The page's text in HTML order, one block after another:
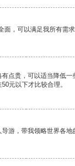
面，可以满足我所有需求
点贵，可以适当降低
元以下才比较合理。
游，带我领略世界各地